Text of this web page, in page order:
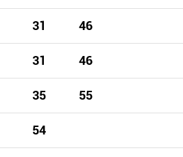
31 46
31 46
35 55
54